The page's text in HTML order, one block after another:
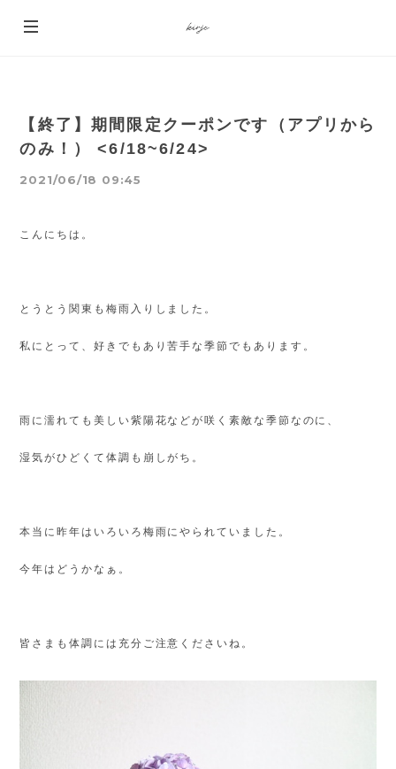
【終了】期間限定クーポンです（アプリから
のみ！） <6/18~6/24>
2021/06/18 09:45
こんにちは。
とうとう関東も梅雨入りしました。
私にとって、好きでもあり苦手な季節でもあります。
雨に濡れても美しい紫陽花などが咲く素敵な季節なのに、
湿気がひどくて体調も崩しがち。
本当に昨年はいろいろ梅雨にやられていました。
今年はどうかなぁ。
皆さまも体調には充分ご注意くださいね。